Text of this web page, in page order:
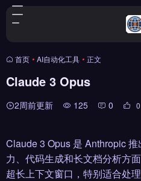
首页 • AI自动化工具 • 正文
Claude 3 Opus
2周前更新 125 0 0
Claude 3 Opus 是 Anthropic
力、代码生成和长文档分析方
超长上下文窗口，特别适合处